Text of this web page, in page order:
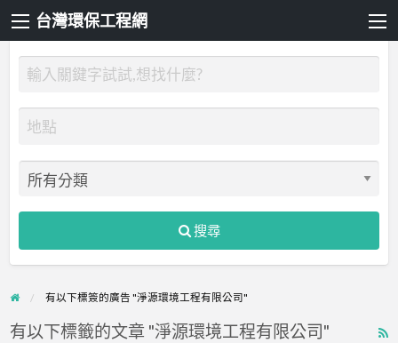
台灣環保工程網
搜尋
有以下標簽的廣告 "淨源環境工程有限公司"
有以下標籤的文章 "淨源環境工程有限公司"